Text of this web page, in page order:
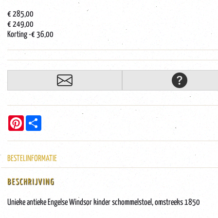
€ 285,00
€ 249,00
Korting-€ 36,00
Pinterest
BESTELINFORMATIE
BESCHRIJVING
Unieke antieke Engelse Windsor kinder schommelstoel, omstreeks 1850